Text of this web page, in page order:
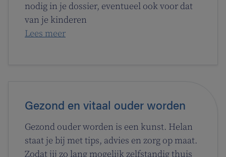
nodig in je dossier, eventueel ook voor dat
van je kinderen
Lees meer
Gezond en vitaal ouder worden
Gezond ouder worden is een kunst. Helan
staat je bij met tips, advies en zorg op maat.
Zodat jij zo lang mogelijk zelfstandig thuis